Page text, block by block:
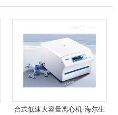
台式低速大容量离心机-海尔生